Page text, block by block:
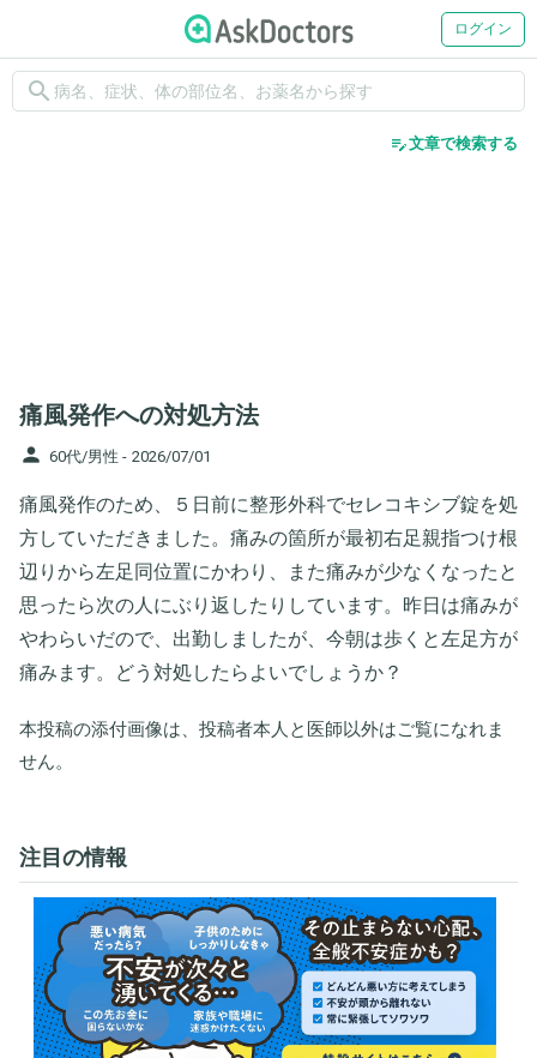
ログイン
search
edit_note文章で検索する
痛風発作への対処方法
person 60代/男性 - 2026/07/01
痛風発作のため、５日前に整形外科でセレコキシブ錠を処
方していただきました。痛みの箇所が最初右足親指つけ根
辺りから左足同位置にかわり、また痛みが少なくなったと
思ったら次の人にぶり返したりしています。昨日は痛みが
やわらいだので、出勤しましたが、今朝は歩くと左足方が
痛みます。どう対処したらよいでしょうか？
本投稿の添付画像は、投稿者本人と医師以外はご覧になれま
せん。
注目の情報